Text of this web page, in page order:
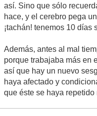
así. Sino que sólo
hace, y el cerebro pega
¡tachán! tenemos 10 días
Además, antes al mal
porque trabajaba más en
así que hay un nuevo
haya afectado y
que éste se haya